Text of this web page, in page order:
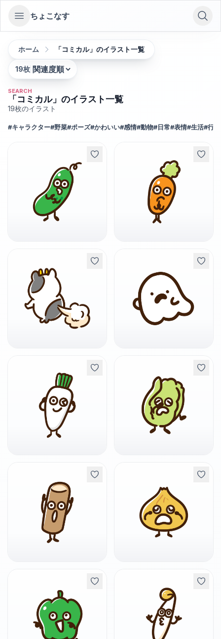
Open sidebar
ちょこなす
ホーム 「コミカル」のイラスト一覧
19枚
並び替え:
SEARCH
「コミカル」のイラスト一覧
19枚のイラスト
#キャラクター#野菜#ポーズ#かわいい#感情#動物# 日常#表情#生活#行動